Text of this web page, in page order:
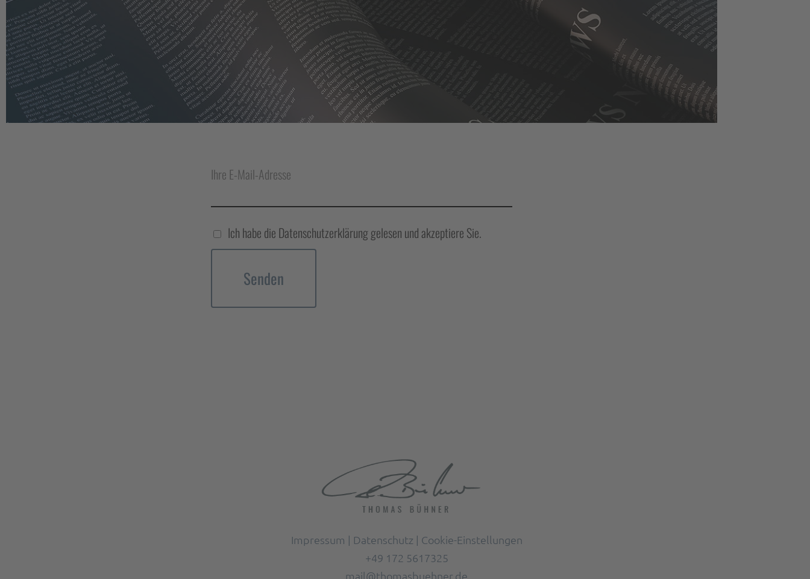
Ihre E-Mail-Adresse
Ich habe die Datenschutzerklärung gelesen und akzeptiere Sie.
Impressum | Datenschutz | Cookie-Einstellungen
+49 172 5617325
mail@thomasbuehner.de